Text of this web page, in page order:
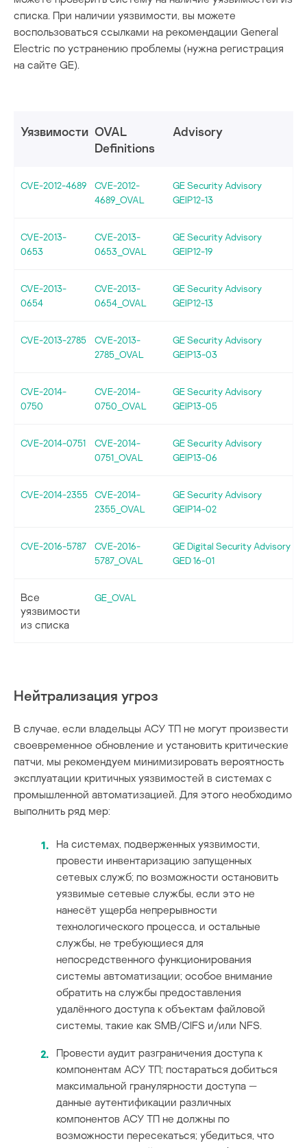
списка. При наличии уязвимости, вы можете
воспользоваться ссылками на рекомендации General
Electric по устранению проблемы (нужна регистрация
на сайте GE).
Уязвимости OVAL
Definitions
Advisory
CVE-2012-4689
CVE-2012-
4689_OVAL
GE Security Advisory
GEIP12-13
CVE-2013-
0653
CVE-2013-
0653_OVAL
GE Security Advisory
GEIP12-19
CVE-2013-
0654
CVE-2013-
0654_OVAL
GE Security Advisory
GEIP12-13
CVE-2013-2785
CVE-2013-
2785_OVAL
GE Security Advisory
GEIP13-03
CVE-2014-
0750
CVE-2014-
0750_OVAL
GE Security Advisory
GEIP13-05
CVE-2014-0751
CVE-2014-
0751_OVAL
GE Security Advisory
GEIP13-06
CVE-2014-2355 CVE-2014-
2355_OVAL
GE Security Advisory
GEIP14-02
CVE-2016-5787
CVE-2016-
5787_OVAL
GE Digital Security Advisory
GED 16-01
Все
уязвимости
из списка
GE_OVAL
Нейтрализация угроз
В случае, если владельцы АСУ ТП не могут произвести
своевременное обновление и установить критические
патчи, мы рекомендуем минимизировать вероятность
эксплуатации критичных уязвимостей в системах с
промышленной автоматизацией. Для этого необходимо
выполнить ряд мер:
На системах, подверженных уязвимости,
провести инвентаризацию запущенных
сетевых служб; по возможности остановить
уязвимые сетевые службы, если это не
нанесёт ущерба непрерывности
технологического процесса, и остальные
службы, не требующиеся для
непосредственного функционирования
системы автоматизации; особое внимание
обратить на службы предоставления
удалённого доступа к объектам файловой
системы, такие как SMB/CIFS и/или NFS.
Провести аудит разграничения доступа к
компонентам АСУ ТП; постараться добиться
максимальной гранулярности доступа —
данные аутентификации различных
компонентов АСУ ТП не должны по
возможности пересекаться; убедиться, что